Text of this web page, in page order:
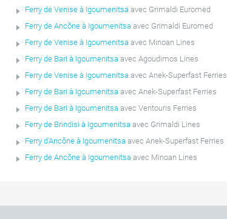
Ferry de Venise à Igoumenitsa avec Grimaldi Euromed
Ferry de Ancône à Igoumenitsa avec Grimaldi Euromed
Ferry de Venise à Igoumenitsa avec Minoan Lines
Ferry de Bari à Igoumenitsa avec Agoudimos Lines
Ferry de Venise à Igoumenitsa avec Anek-Superfast Ferries
Ferry de Bari à Igoumenitsa avec Anek-Superfast Ferries
Ferry de Bari à Igoumenitsa avec Ventouris Ferries
Ferry de Brindisi à Igoumenitsa avec Grimaldi Lines
Ferry d’Ancône à Igoumenitsa avec Anek-Superfast Ferries
Ferry de Ancône à Igoumenitsa avec Minoan Lines